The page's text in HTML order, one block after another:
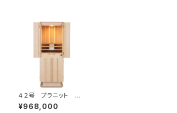
４２号 プラニット オ
ークホワイト
¥968,000